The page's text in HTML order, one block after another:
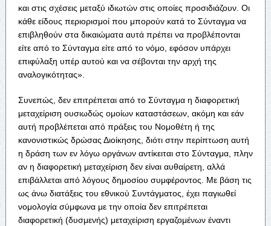
και στις σχέσεις μεταξύ ιδιωτών στις οποίες προσιδιάζουν. Οι
κάθε είδους περιορισμοί που μπορούν κατά το Σύνταγμα να
επιβληθούν στα δικαιώματα αυτά πρέπει να προβλέπονται
είτε από το Σύνταγμα είτε από το νόμο, εφόσον υπάρχει
επιφύλαξη υπέρ αυτού και να σέβονται την αρχή της
αναλογικότητας».
Συνεπώς, δεν επιτρέπεται από το Σύνταγμα η διαφορετική
μεταχείριση ουσιωδώς ομοίων καταστάσεων, ακόμη και εάν
αυτή προβλέπεται από πράξεις του Νομοθέτη ή της
κανονιστικώς δρώσας Διοίκησης, διότι στην περίπτωση αυτή
η δράση των εν λόγω οργάνων αντίκειται στο Σύνταγμα, πλην
αν η διαφορετική μεταχείριση δεν είναι αυθαίρετη, αλλά
επιβάλλεται από λόγους δημοσίου συμφέροντος. Με βάση τις
ως άνω διατάξεις του εθνικού Συντάγματος, έχει παγιωθεί
νομολογία σύμφωνα με την οποία δεν επιτρέπεται
διαφορετική (δυσμενής) μεταχείριση εργαζομένων έναντι